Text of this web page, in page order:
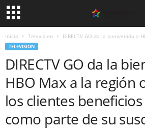
Inicio Television DIRECTV GO da la bienvenida a
TELEVISION
DIRECTV GO da la
HBO Max a la región
los clientes
como parte de su